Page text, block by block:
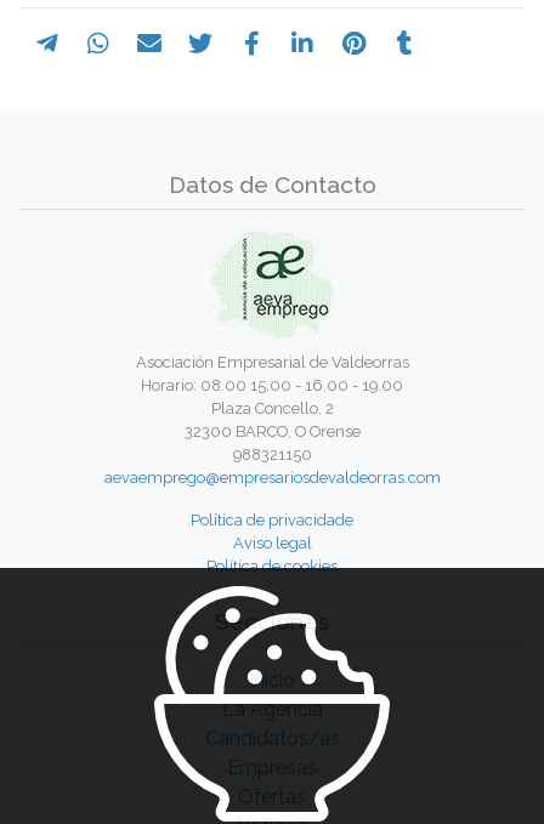
Datos de Contacto
Asociación Empresarial de Valdeorras
Horario: 08.00 15.00 - 16.00 - 19.00
Plaza Concello, 2
32300 BARCO, O Orense
988321150
aevaemprego@empresariosdevaldeorras.com
Política de privacidade
Aviso legal
Política de cookies
Secciones
Inicio
La Agencia
Candidatos/as
Empresas
Ofertas